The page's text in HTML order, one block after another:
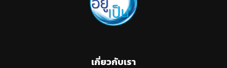
เกี่ยวกับเรา